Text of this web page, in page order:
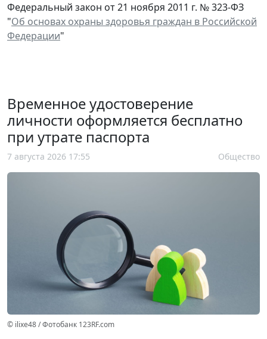
Федеральный закон от 21 ноября 2011 г. № 323-ФЗ
"Об основах охраны здоровья граждан в Российской
Федерации"
Временное удостоверение
личности оформляется бесплатно
при утрате паспорта
7 августа 2026 17:55 Общество
© ilixe48 / Фотобанк 123RF.com